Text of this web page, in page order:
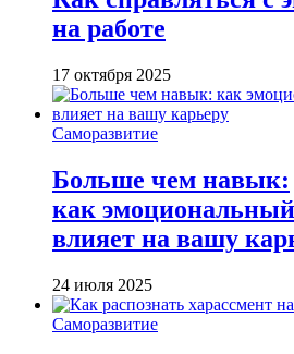
на работе
17 октября 2025
Саморазвитие
Больше чем навык:
как
влияет на вашу
24 июля 2025
Саморазвитие